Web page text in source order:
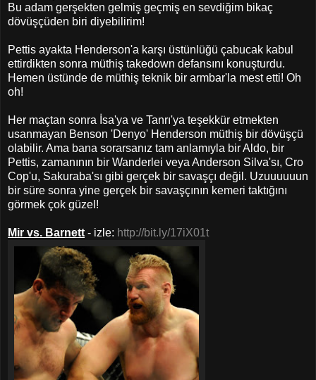
Bu adam gerşekten gelmiş geçmiş en sevdiğim bikaç
dövüşçüden biri diyebilirim!
Pettis ayakta Henderson'a karşı üstünlüğü çabucak kabul
ettirdikten sonra müthiş takedown defansını konuşturdu.
Hemen üstünde de müthiş teknik bir armbar'la mest etti! Oh
oh!
Her maçtan sonra İsa'ya ve Tanrı'ya teşekkür etmekten
usanmayan Benson 'Denyo' Henderson müthiş bir dövüşçü
olabilir. Ama bana sorarsanız tam anlamıyla bir Aldo, bir
Pettis, zamanının bir Wanderlei veya Anderson Silva'sı, Cro
Cop'u, Sakuraba'sı gibi gerçek bir savaşçı değil. Uzuuuuuun
bir süre sonra yine gerçek bir savaşçının kemeri taktığını
görmek çok güzel!
Mir vs. Barnett - izle: http://bit.ly/17iX01t